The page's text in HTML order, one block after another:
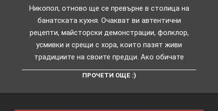
Никопол, отново ще се превърне в столица на
банатската кухня. Очакват ви автентични
рецепти, майсторски демонстрации, фолклор,
усмивки и срещи с хора, които пазят живи
традициите на своите предци. Ако обичате
ПРОЧЕТИ ОЩЕ :)